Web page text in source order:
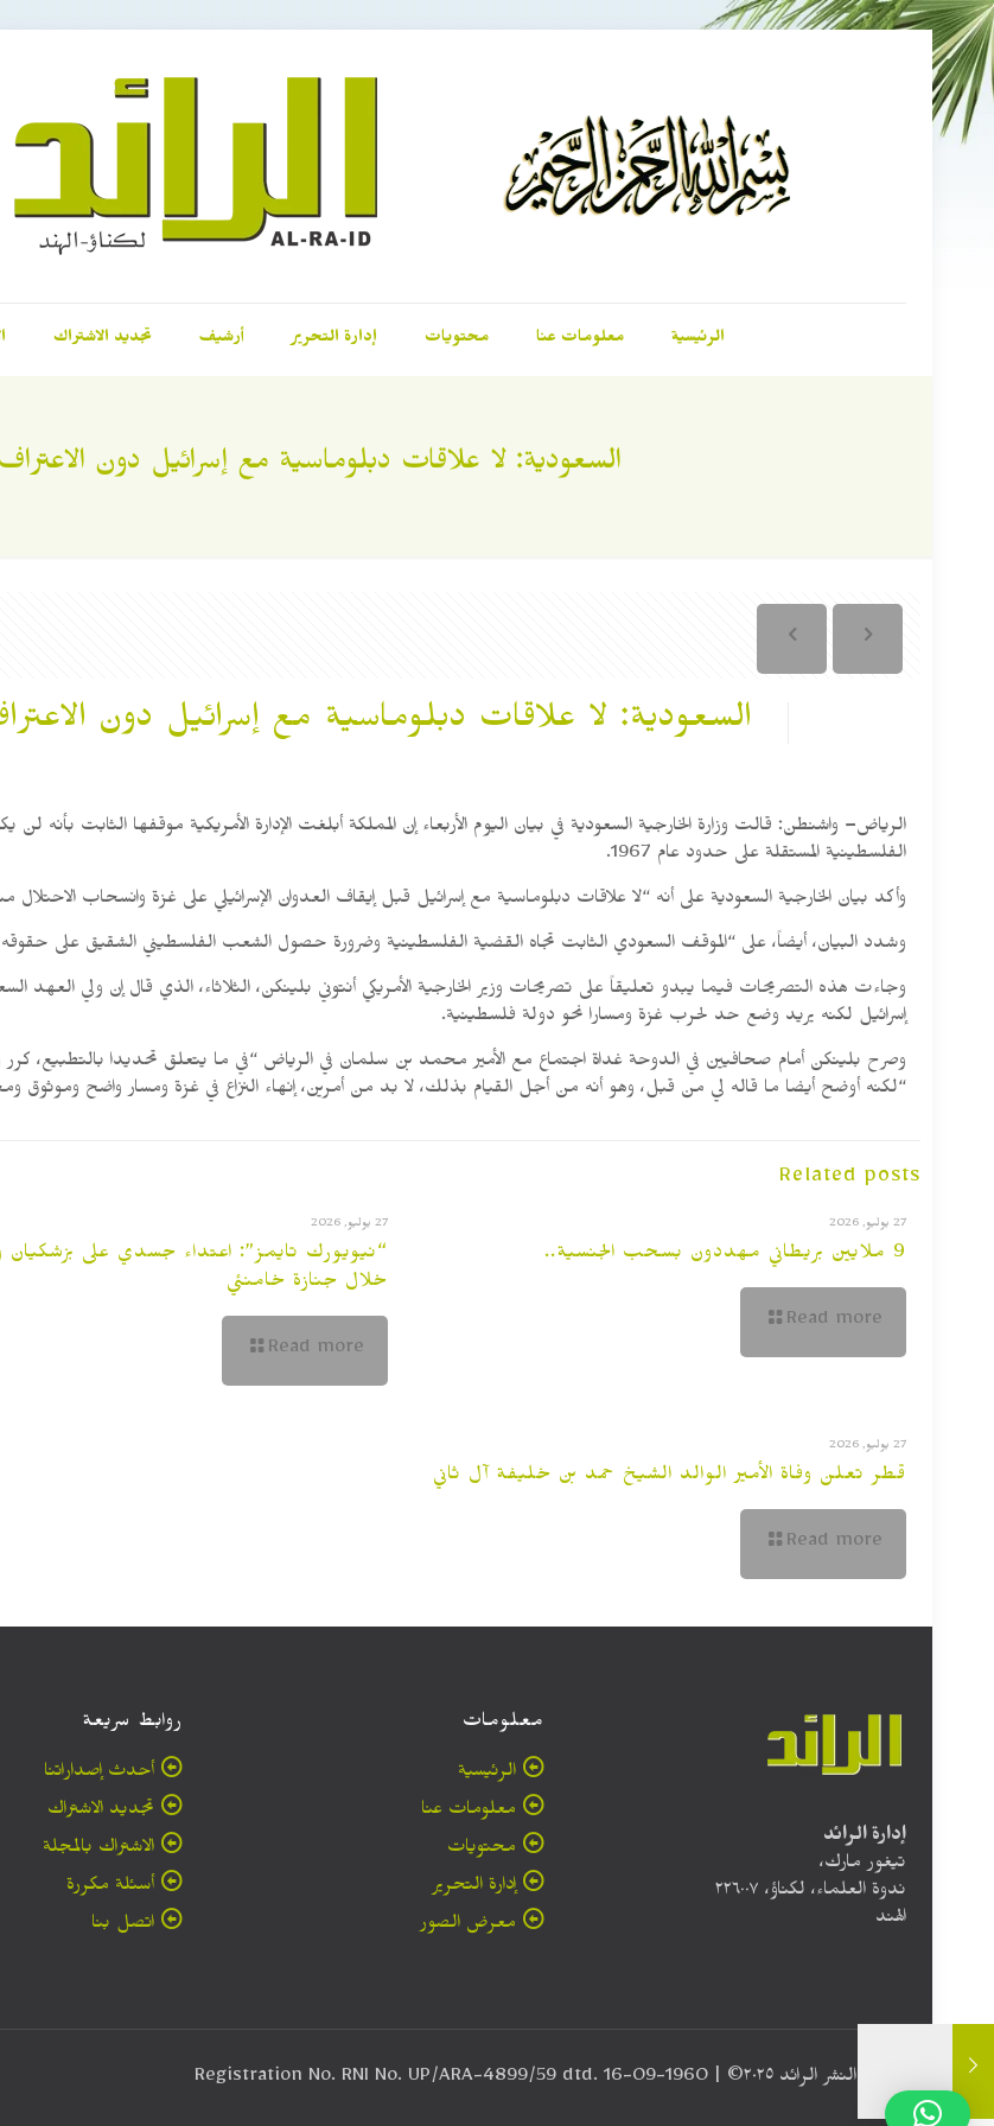
الرئيسية معلومات عنا محتويات إدارة التحرير أرشيف تجديد الاشتراك
السعودية: لا علاقات دبلوماسية مع إسرائيل دون
السعودية: لا علاقات دبلوماسية مع إسرائيل دون
الرياض– واشنطن: قالت وزارة الخارجية السعودية في بيان اليوم الأربعاء إن المملكة أبلغت الإدارة الأمريكية موقفها الثابت بأنه
الفلسطينية المستقلة على حدود عام 1967.
وأكد بيان الخارجية السعودية على أنه “لا علاقات دبلوماسية مع إسرائيل قبل إيقاف العدوان الإسرائيلي على غزة وانسحاب الاحتلال
وشدد البيان، أيضاً، على “الموقف السعودي الثابت تجاه القضية الفلسطينية وضرورة حصول الشعب الفلسطيني الشقيق على حقوقه
وجاءت هذه التصريحات فيما يبدو تعليقاً على تصريحات وزير الخارجية الأمريكي أنتوني بلينكن، الثلاثاء، الذي قال إن ولي
إسرائيل لكنه يريد وضع حد لحرب غزة ومسارا نحو دولة فلسطينية.
وصرح بلينكن أمام صحافيين في الدوحة غداة اجتماع مع الأمير محمد بن سلمان في الرياض “في ما يتعلق تحديدا بالتطبيع، كرر
“لكنه أوضح أيضا ما قاله لي من قبل، وهو أنه من أجل القيام بذلك، لا بد من أمرين، إنهاء النزاع في غزة ومسار واضح وموثوق
Related posts
27 يوليو, 2026
9 ملايين بريطاني مهددون بسحب الجنسية..
Read more
27 يوليو, 2026
“نيويورك تايمز”: اعتداء جسدي على بزشكيان
خلال جنازة خامنئي
Read more
27 يوليو, 2026
قطر تعلن وفاة الأمير الوالد الشيخ حمد بن خليفة آل ثاني
Read more
إدارة الرائد
تيغور مارك،
ندوة العلماء، لكناؤ، ۲۲٦۰۰۷
الهند
معلومات
الرئيسية
معلومات عنا
محتويات
إدارة التحرير
معرض الصور
روابط سريعة
أحدث إصداراتنا
تجديد الاشتراك
الاشتراك بالمجلة
أسئلة مكررة
اتصل بنا
حقوق النشر الرائد ٢٠۲٥© | Registration No. RNI No. UP/ARA-4899/59 dtd. 16-09-1960